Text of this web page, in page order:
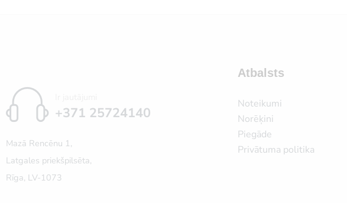
+371 25724140
Mazā Rencēnu 1,
Latgales priekšpilsēta,
Rīga, LV-1073
Atbalsts
Noteikumi
Norēķini
Piegāde
Privātuma politika